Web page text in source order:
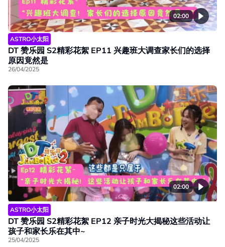
02:00
ASTRO小太阳
DT 赞乐园 S2精彩花絮 EP11 兴趣班大调查家长们的选择
原因竟然是
26/04/2025
02:00
ASTRO小太阳
DT 赞乐园 S2精彩花絮 EP12 亲子时光大揭秘这些活动让
孩子和家长乐在其中~
25/04/2025